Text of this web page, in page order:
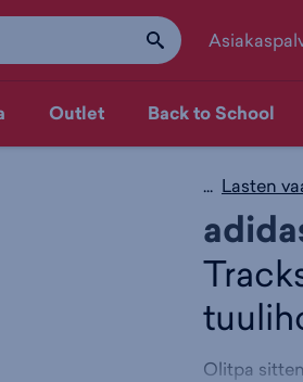
Outlet Back to School
... Lasten
Olitpa